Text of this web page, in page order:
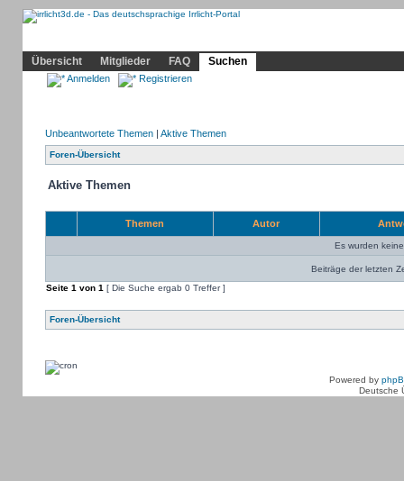
Übersicht
Mitglieder FAQ Suchen
Anmelden Registrieren
Unbeantwortete Themen| Aktive Themen
Foren-Übersicht
Aktive Themen
Themen Autor
Es wurden
Beiträge der letzten
Seite 1 von 1 [ Die Suche ergab 0 Treffer ]
Foren-Übersicht
Powered by
Deutsche